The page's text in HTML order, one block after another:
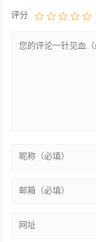
评分